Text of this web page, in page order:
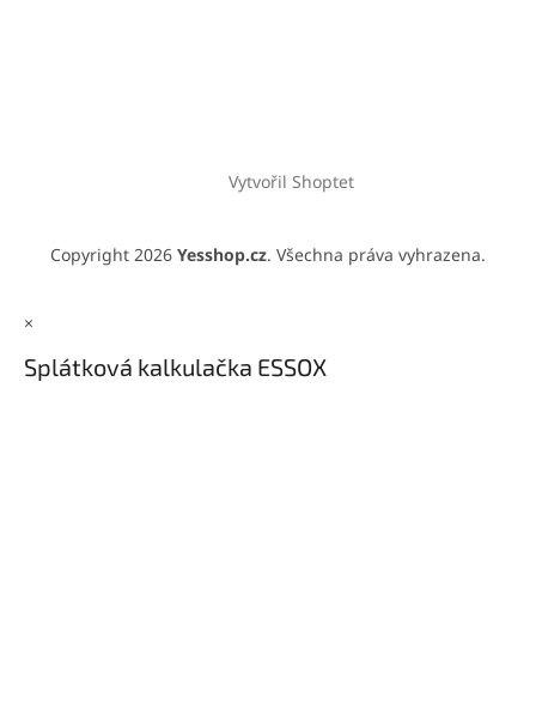
Vytvořil Shoptet
Copyright 2026 Yesshop.cz. Všechna práva vyhrazena.
×
Splátková kalkulačka ESSOX